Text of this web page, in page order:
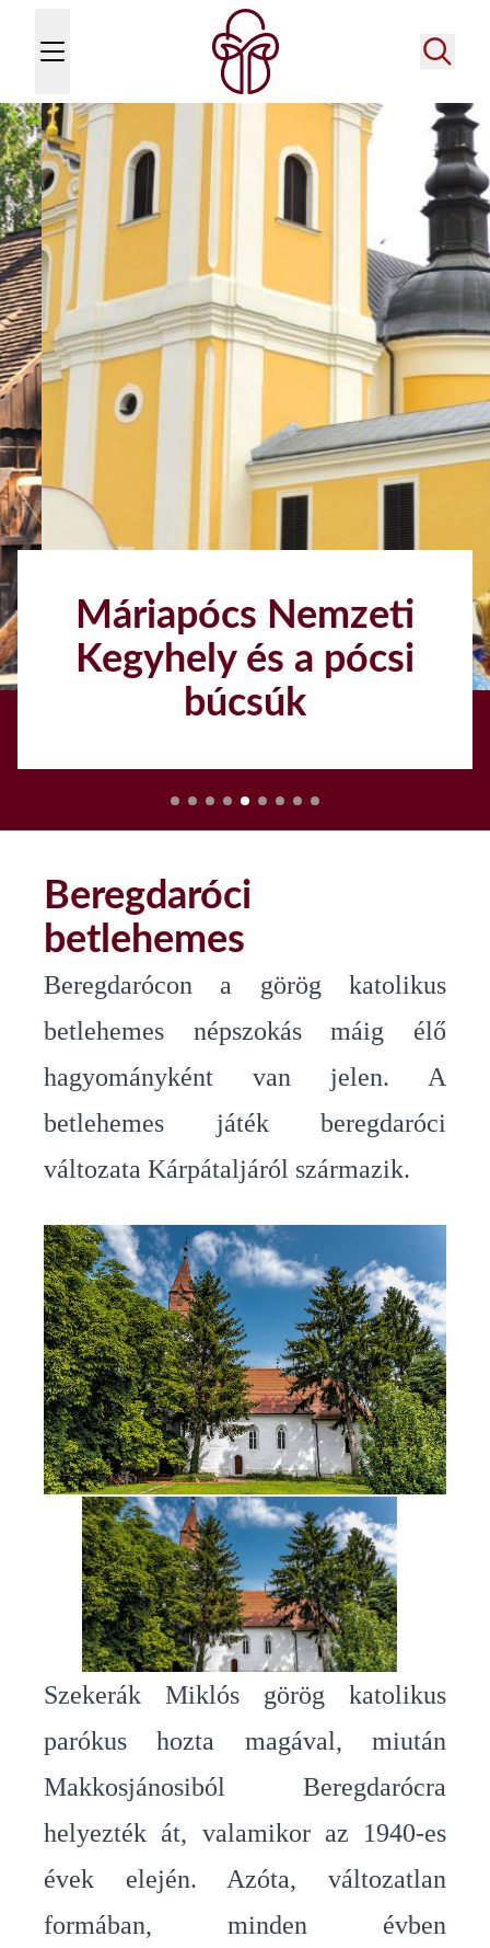
Máriapócs Nemzeti
Kegyhely és a pócsi
búcsúk
Beregdaróci
betlehemes
Beregdarócon a görög katolikus
betlehemes népszokás máig élő
hagyományként van jelen. A
betlehemes játék beregdaróci
változata Kárpátaljáról származik.
Szekerák Miklós görög katolikus
parókus hozta magával, miután
Makkosjánosiból Beregdarócra
helyezték át, valamikor az 1940-es
évek elején. Azóta, változatlan
formában, minden évben